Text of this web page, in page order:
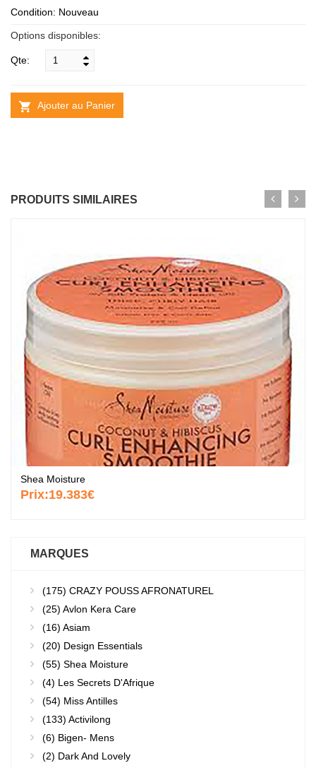
Condition: Nouveau
Options disponibles:
Qte:
Ajouter au Panier
PRODUITS SIMILAIRES
Shea Moisture
Prix:19.383€
MARQUES
(175) CRAZY POUSS AFRONATUREL
(25) Avlon Kera Care
(16) Asiam
(20) Design Essentials
(55) Shea Moisture
(4) Les Secrets D'Afrique
(54) Miss Antilles
(133) Activilong
(6) Bigen- Mens
(2) Dark And Lovely